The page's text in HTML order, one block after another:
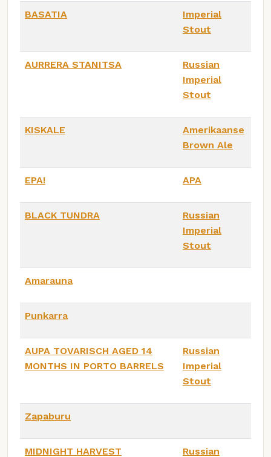
BASATIA
Imperial
Stout
AURRERA STANITSA
Russian
Imperial
Stout
KISKALE
Amerikaanse
Brown Ale
EPA! APA
BLACK TUNDRA
Russian
Imperial
Stout
Amarauna
Punkarra
AUPA TOVARISCH AGED 14
MONTHS IN PORTO BARRELS
Russian
Imperial
Stout
Zapaburu
MIDNIGHT HARVEST
Russian